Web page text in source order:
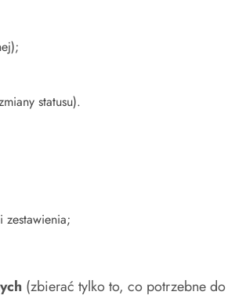
statusu).
(zbierać tylko to, co potrzebne do